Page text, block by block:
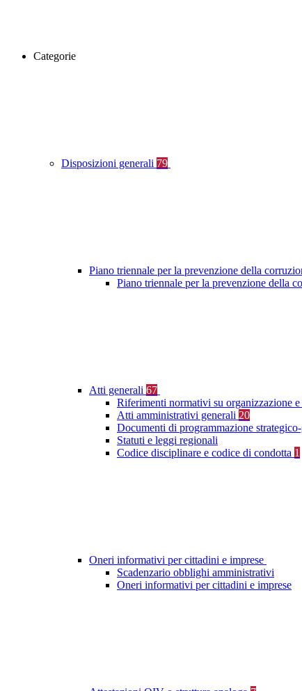
Categorie
Disposizioni generali 79
Piano triennale per la prevenzione della
Piano triennale per la prevenzione della
Atti generali 67
Riferimenti normativi su organizzazione
Atti amministrativi generali 20
Documenti di programmazione
Statuti e leggi regionali
Codice disciplinare e codice di condotta 1
Oneri informativi per cittadini e imprese
Scadenzario obblighi amministrativi
Oneri informativi per cittadini e imprese